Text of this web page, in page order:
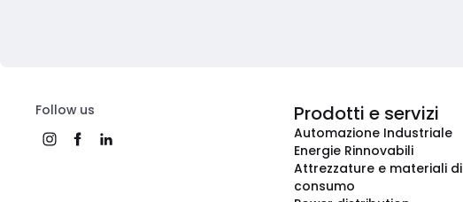
Follow us Prodotti e servizi
Automazione Industriale
Energie Rinnovabili
Attrezzature e materiali di
consumo